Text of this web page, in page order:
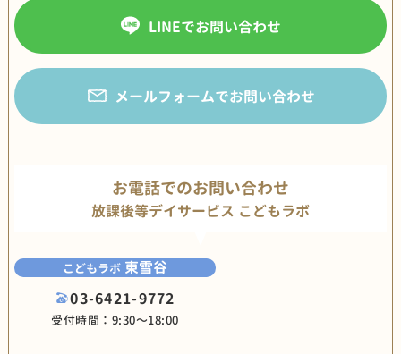
LINEでお問い合わせ
メールフォームでお問い合わせ
お電話でのお問い合わせ
放課後等デイサービス こどもラボ
こどもラボ 東雪谷
03-6421-9772
受付時間：9:30〜18:00